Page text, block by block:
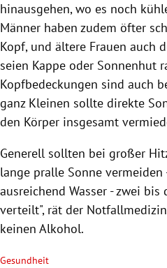
hinausgehen, wo es noch
Männer haben zudem öfter
Kopf, und ältere Frauen auch
seien Kappe oder Sonnenhut
Kopfbedeckungen sind auch
ganz Kleinen sollte direkte
den Körper insgesamt
Generell sollten bei großer
lange pralle Sonne
ausreichend Wasser - zwei bis
verteilt", rät der
keinen Alkohol.
Gesundheit